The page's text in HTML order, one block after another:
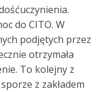
do CITO. W
podjętych przez
otrzymała
To kolejny z
z zakładem